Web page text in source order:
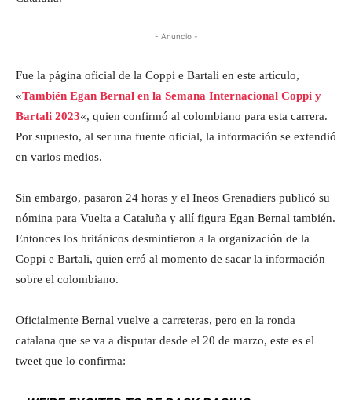
- Anuncio -
Fue la página oficial de la Coppi e Bartali en este artículo,
«También Egan Bernal en la Semana Internacional Coppi y
Bartali 2023«, quien confirmó al colombiano para esta carrera.
Por supuesto, al ser una fuente oficial, la información se extendió
en varios medios.
Sin embargo, pasaron 24 horas y el Ineos Grenadiers publicó su
nómina para Vuelta a Cataluña y allí figura Egan Bernal también.
Entonces los británicos desmintieron a la organización de la
Coppi e Bartali, quien erró al momento de sacar la información
sobre el colombiano.
Oficialmente Bernal vuelve a carreteras, pero en la ronda
catalana que se va a disputar desde el 20 de marzo, este es el
tweet que lo confirma: